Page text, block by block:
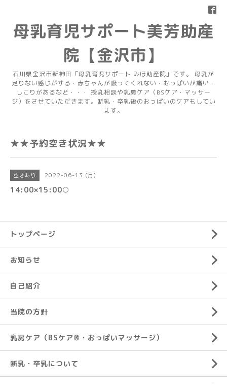
母乳育児サポート美芳助産
院【金沢市】
石川県金沢市新神田「母乳育児サポート みほ助産院」です。 母乳が
足りない感じがする・赤ちゃんが吸ってくれない・おっぱいが痛い・
しこりがあるなど・・・ 授乳相談や乳房ケア（BSケア・マッサー
ジ）をさせていただきます。断乳・卒乳後のおっぱいのケアもしてい
ます。
★★予約空き状況★★
空きあり 2022-06-13 (月)
14:00×15:00○
トップページ
お知らせ
自己紹介
当院の方針
乳房ケア（BSケア®︎・おっぱいマッサージ）
断乳・卒乳について